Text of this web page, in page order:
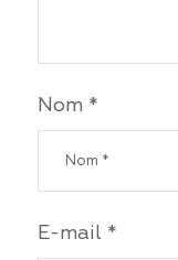
Nom *
E-mail *